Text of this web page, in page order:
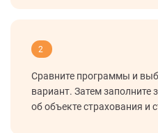
2
Сравните программы и
вариант. Затем заполните
об объекте страхования и